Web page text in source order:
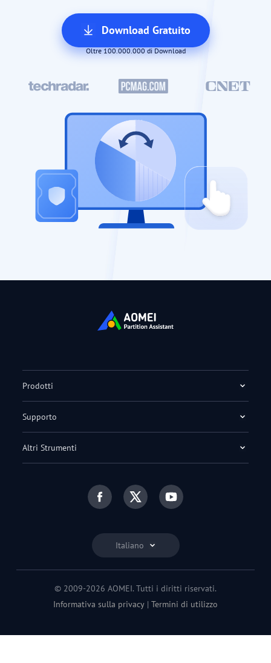
Download Gratuito
Oltre 100.000.000 di Download
Italiano
Prodotti
Supporto
Altri Strumenti
© 2009-2026 AOMEI. Tutti i diritti riservati.
Informativa sulla privacy | Termini di utilizzo